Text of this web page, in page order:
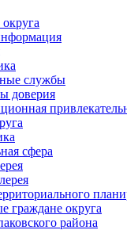
службы
доверия
сфера
граждане округа
района